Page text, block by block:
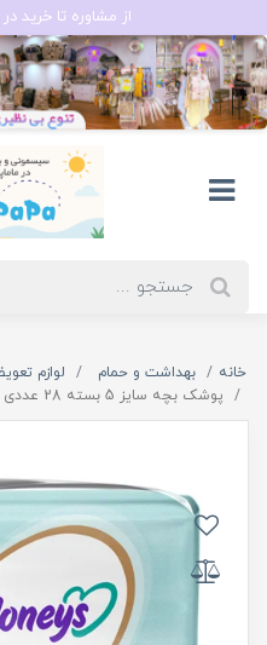
از مشاوره تا خرید
خانه بهداشت و حمام لوازم
پوشک بچه سایز 5 بسته 28 عددی هانیز Honeys